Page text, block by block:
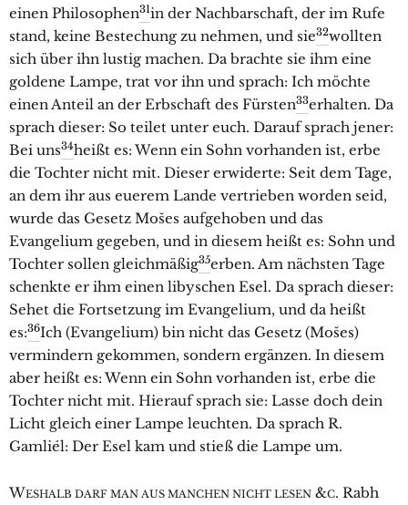
einen Philosophen31in der Nachbarschaft, der im Rufe
stand, keine Bestechung zu nehmen, und sie32wollten
sich über ihn lustig machen. Da brachte sie ihm eine
goldene Lampe, trat vor ihn und sprach: Ich möchte
einen Anteil an der Erbschaft des Fürsten33erhalten. Da
sprach dieser: So teilet unter euch. Darauf sprach jener:
Bei uns34heißt es: Wenn ein Sohn vorhanden ist, erbe
die Tochter nicht mit. Dieser erwiderte: Seit dem Tage,
an dem ihr aus euerem Lande vertrieben worden seid,
wurde das Gesetz Mošes aufgehoben und das
Evangelium gegeben, und in diesem heißt es: Sohn und
Tochter sollen gleichmäßig35erben. Am nächsten Tage
schenkte er ihm einen libyschen Esel. Da sprach dieser:
Sehet die Fortsetzung im Evangelium, und da heißt
es:36Ich (Evangelium) bin nicht das Gesetz (Mošes)
vermindern gekommen, sondern ergänzen. In diesem
aber heißt es: Wenn ein Sohn vorhanden ist, erbe die
Tochter nicht mit. Hierauf sprach sie: Lasse doch dein
Licht gleich einer Lampe leuchten. Da sprach R.
Gamliél: Der Esel kam und stieß die Lampe um.
WESHALB DARF MAN AUS MANCHEN NICHT LESEN &C. Rabh